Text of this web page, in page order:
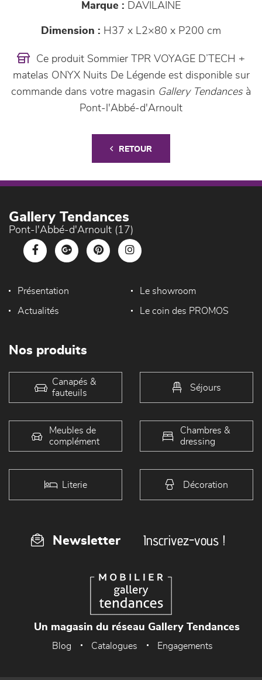
Marque : DAVILAINE
Dimension : H37 x L2×80 x P200 cm
Ce produit Sommier TPR VOYAGE D’TECH +
matelas ONYX Nuits De Légende est disponible sur
commande dans votre magasin Gallery Tendancesà
Pont-l'Abbé-d'Arnoult
RETOUR
Gallery Tendances
Pont-l'Abbé-d'Arnoult (17)
Présentation Le showroom
Actualités Le coin des PROMOS
Nos produits
Canapés &
fauteuils
Séjours
Meubles de
complément
Chambres &
dressing
Literie Décoration
Newsletter Inscrivez-vous !
Un magasin du réseau Gallery Tendances
Blog Catalogues Engagements